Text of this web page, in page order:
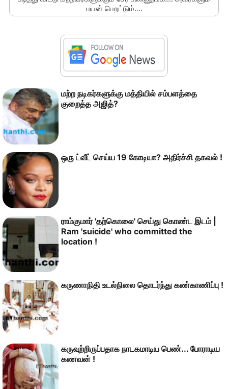
பயன் பெறட்டும்....
மற்ற நடிகர்களுக்கு மத்தியில் சம்பளத்தை
குறைத்த அஜித்?
ஒரு ட்வீட் செய்ய 19 கோடியா? அதிர்ச்சி தகவல் !
ராம்குமார் 'தற்கொலை' செய்து கொண்ட இடம் |
Ram 'suicide' who committed the
location !
கருணாநிதி உடல்நிலை தொடர்ந்து கண்காணிப்பு !
கருவுற்றிருப்பதாக நாடகமாடிய பெண்... போராடிய
கணவன் !